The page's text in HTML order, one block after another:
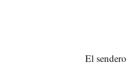
El sendero